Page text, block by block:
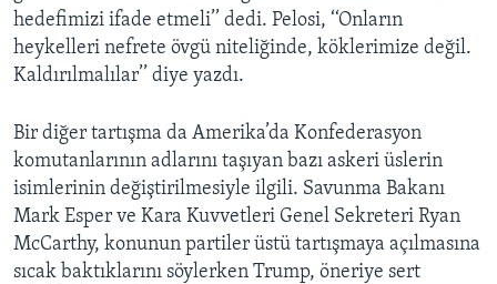
hedefimizi ifade etmeli’’ dedi. Pelosi, ‘‘Onların
heykelleri nefrete övgü niteliğinde, köklerimize değil.
Kaldırılmalılar’’ diye yazdı.
Bir diğer tartışma da Amerika’da Konfederasyon
komutanlarının adlarını taşıyan bazı askeri üslerin
isimlerinin değiştirilmesiyle ilgili. Savunma Bakanı
Mark Esper ve Kara Kuvvetleri Genel Sekreteri Ryan
McCarthy, konunun partiler üstü tartışmaya açılmasına
sıcak baktıklarını söylerken Trump, öneriye sert